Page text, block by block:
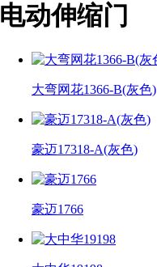
电动伸缩门
大弯网花1366-B(灰色)
豪迈17318-A(灰色)
豪迈1766